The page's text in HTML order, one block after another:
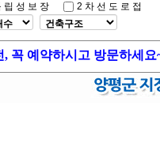
립성보장
2차선도로접
꼭 예약하시고 방문하세